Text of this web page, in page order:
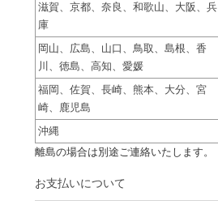
滋賀、京都、奈良、和歌山、大阪、兵
庫
岡山、広島、山口、鳥取、島根、香
川、徳島、高知、愛媛
福岡、佐賀、長崎、熊本、大分、宮
崎、鹿児島
沖縄
離島の場合は別途ご連絡いたします。
お支払いについて